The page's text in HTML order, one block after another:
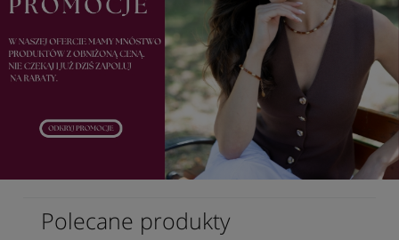
Polecane produkty